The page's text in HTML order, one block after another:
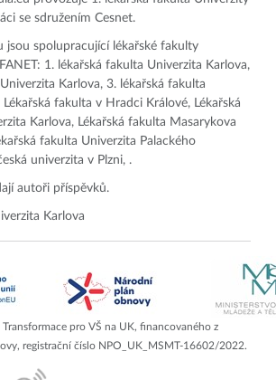
se sdružením Cesnet.
jsou spolupracující lékařské fakulty
1. lékařská fakulta Univerzita Karlova,
Karlova, 3. lékařská fakulta
fakulta v Hradci Králové, Lékařská
Karlova, Lékařská fakulta Masarykova
fakulta Univerzita Palackého
univerzita v Plzni, .
autoři příspěvků.
Karlova
pro VŠ na UK, financovaného z
registrační číslo NPO_UK_MSMT-16602/2022.